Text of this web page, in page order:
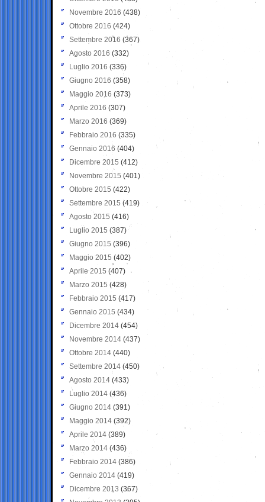
Novembre 2016 (438)
Ottobre 2016 (424)
Settembre 2016 (367)
Agosto 2016 (332)
Luglio 2016 (336)
Giugno 2016 (358)
Maggio 2016 (373)
Aprile 2016 (307)
Marzo 2016 (369)
Febbraio 2016 (335)
Gennaio 2016 (404)
Dicembre 2015 (412)
Novembre 2015 (401)
Ottobre 2015 (422)
Settembre 2015 (419)
Agosto 2015 (416)
Luglio 2015 (387)
Giugno 2015 (396)
Maggio 2015 (402)
Aprile 2015 (407)
Marzo 2015 (428)
Febbraio 2015 (417)
Gennaio 2015 (434)
Dicembre 2014 (454)
Novembre 2014 (437)
Ottobre 2014 (440)
Settembre 2014 (450)
Agosto 2014 (433)
Luglio 2014 (436)
Giugno 2014 (391)
Maggio 2014 (392)
Aprile 2014 (389)
Marzo 2014 (436)
Febbraio 2014 (386)
Gennaio 2014 (419)
Dicembre 2013 (367)